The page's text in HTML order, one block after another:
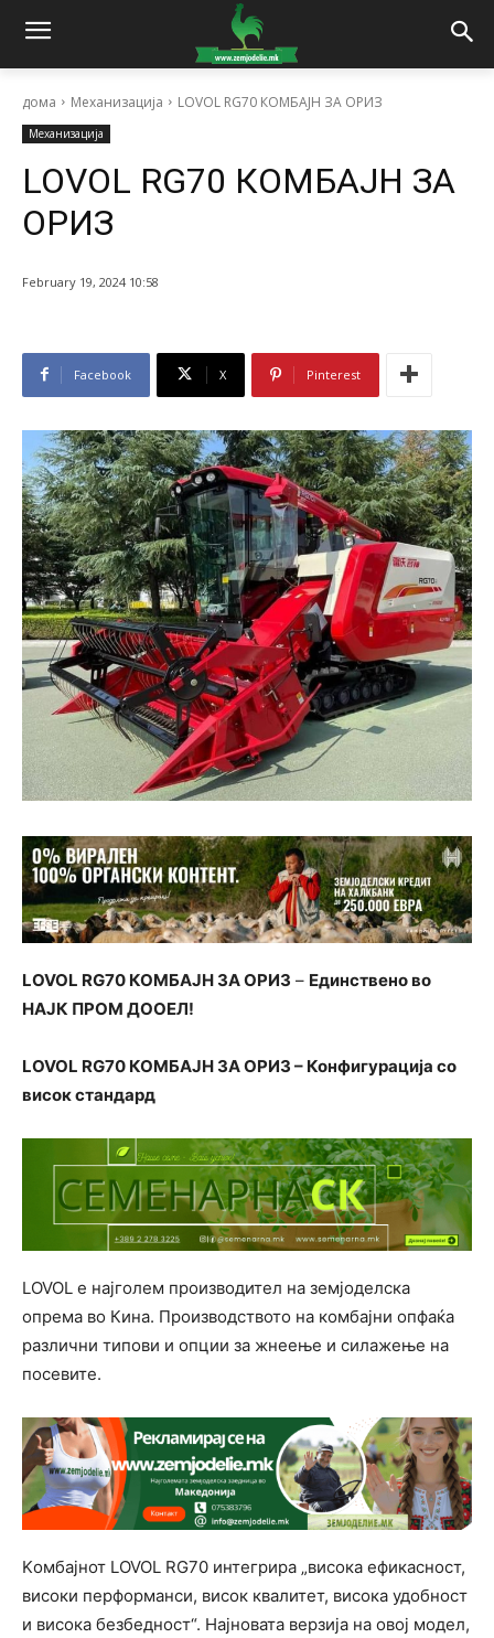
дома Механизација LOVOL RG70 КОМБАЈН ЗА ОРИЗ
Механизација
LOVOL RG70 КОМБАЈН ЗА
ОРИЗ
February 19, 2024 10:58
Facebook X Pinterest
LOVOL RG70 КОМБАЈН ЗА ОРИЗ – Единствено во
НАЈК ПРОМ ДООЕЛ!
LOVOL RG70 КОМБАЈН ЗА ОРИЗ – Конфигурација со
висок стандард
LOVOL е најголем производител на земјоделска
опрема во Кина. Производството на комбајни опфаќа
различни типови и опции за жнеење и силажење на
посевите.
Kомбајнот LOVOL RG70 интегрира „висока ефикасност,
високи перформанси, висок квалитет, висока удобност
и висока безбедност“. Најновата верзија на овој модел,